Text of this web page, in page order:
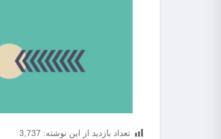
تعداد بازدید از این نوشته: 3,737